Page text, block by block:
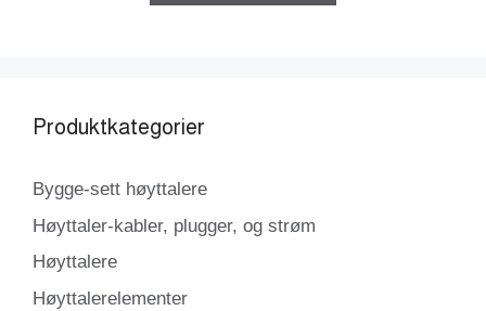
Produktkategorier
Bygge-sett høyttalere
Høyttaler-kabler, plugger, og strøm
Høyttalere
Høyttalerelementer